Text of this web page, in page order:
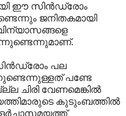
ഈ സിൻഡ്രോം
ജനിതകമായി
പല
പണ്ടേ
ചിരി വേണമെങ്കിൽ
കുടുംബത്തിൽ